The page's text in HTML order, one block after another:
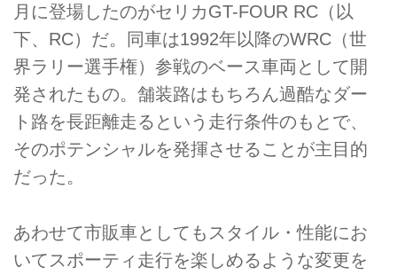
月に登場したのがセリカGT-FOUR RC（以
下、RC）だ。同車は1992年以降のWRC（世
界ラリー選手権）参戦のベース車両として開
発されたもの。舗装路はもちろん過酷なダー
ト路を長距離走るという走行条件のもとで、
そのポテンシャルを発揮させることが主目的
だった。
あわせて市販車としてもスタイル・性能にお
いてスポーティ走行を楽しめるような変更を